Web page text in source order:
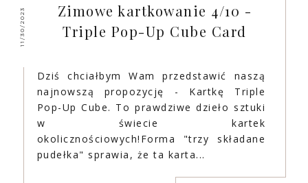
11/30/2023
Zimowe kartkowanie 4/10 -
Triple Pop-Up Cube Card
Dziś chciałbym Wam przedstawić naszą
najnowszą propozycję - Kartkę Triple
Pop-Up Cube. To prawdziwe dzieło sztuki
w świecie kartek
okolicznościowych!Forma "trzy składane
pudełka" sprawia, że ta karta...